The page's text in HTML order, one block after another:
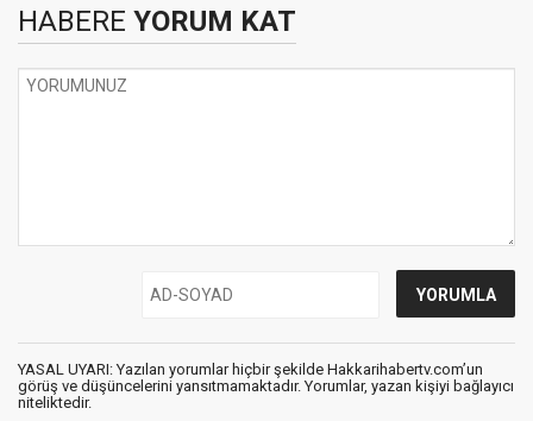
HABERE YORUM KAT
YASAL UYARI: Yazılan yorumlar hiçbir şekilde Hakkarihabertv.com’un
görüş ve düşüncelerini yansıtmamaktadır. Yorumlar, yazan kişiyi bağlayıcı
niteliktedir.